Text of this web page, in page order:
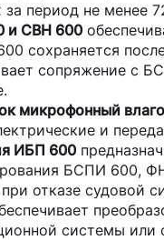
период не менее
и СВН 600
сохраняется
сопряжение с
микрофонный
и
ИБП 600
БСПИ 600,
отказе судовой
системы